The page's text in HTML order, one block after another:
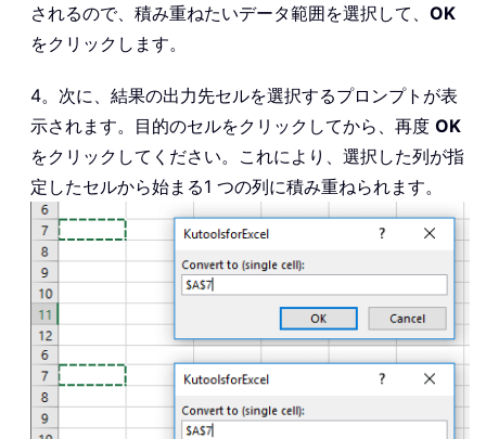
されるので、積み重ねたいデータ範囲を選択して、 OK
をクリックします。
4。次に、結果の出力先セルを選択するプロンプトが表
示されます。目的のセルをクリックしてから、再度 OK
をクリックしてください。これにより、選択した列が指
定したセルから始まる1 つの列に積み重ねられます。